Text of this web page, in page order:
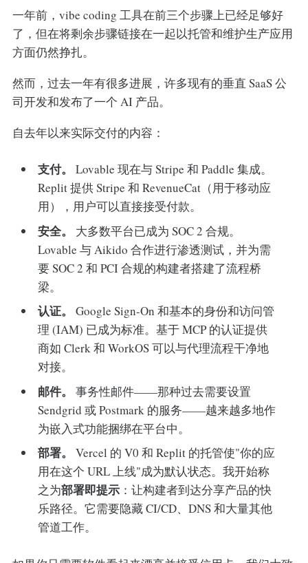
一年前，vibe coding 工具在前三个步骤上已经足够好
了，但在将剩余步骤链接在一起以托管和维护生产应用
方面仍然挣扎。
然而，过去一年有很多进展，许多现有的垂直 SaaS 公
司开发和发布了一个 AI 产品。
自去年以来实际交付的内容：
支付。
Lovable 现在与 Stripe 和 Paddle 集成。
Replit 提供 Stripe 和 RevenueCat（用于移动应
用），用户可以直接接受付款。
安全。
大多数平台已成为 SOC 2 合规。
Lovable 与 Aikido 合作进行渗透测试，并为需
要 SOC 2 和 PCI 合规的构建者搭建了流程桥
梁。
认证。
Google Sign-On 和基本的身份和访问管
理 (IAM) 已成为标准。基于 MCP 的认证提供
商如 Clerk 和 WorkOS 可以与代理流程干净地
对接。
邮件。
事务性邮件——那种过去需要设置
Sendgrid 或 Postmark 的服务——越来越多地作
为嵌入式功能捆绑在平台中。
部署。
Vercel 的 V0 和 Replit 的托管使"你的应
用在这个 URL 上线"成为默认状态。我开始称
之为部署即提示 ：让构建者到达分享产品的快
乐路径。它需要隐藏 CI/CD、DNS 和大量其他
管道工作。